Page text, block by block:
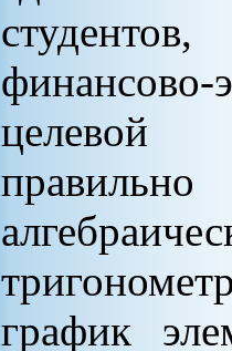
целевой
график